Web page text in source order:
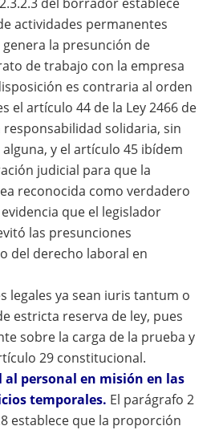
actividades permanentes
la presunción de
de trabajo con la empresa
es contraria al orden
el artículo 44 de la Ley 2466 de
responsabilidad solidaria, sin
y el artículo 45 ibídem
judicial para que la
reconocida como verdadero
que el legislador
las presunciones
del derecho laboral en
legales ya sean iuris tantum o
estricta reserva de ley, pues
sobre la carga de la prueba y
29 constitucional.
personal en misión en las
temporales. El parágrafo 2
establece que la proporción